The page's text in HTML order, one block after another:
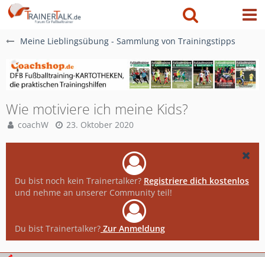
Meine Lieblingsübung - Sammlung von Trainingstipps
Wie motiviere ich meine Kids?
coachW 23. Oktober 2020
Du bist noch kein Trainertalker? Registriere dich kostenlos
und nehme an unserer Community teil!
Du bist Trainertalker? Zur Anmeldung